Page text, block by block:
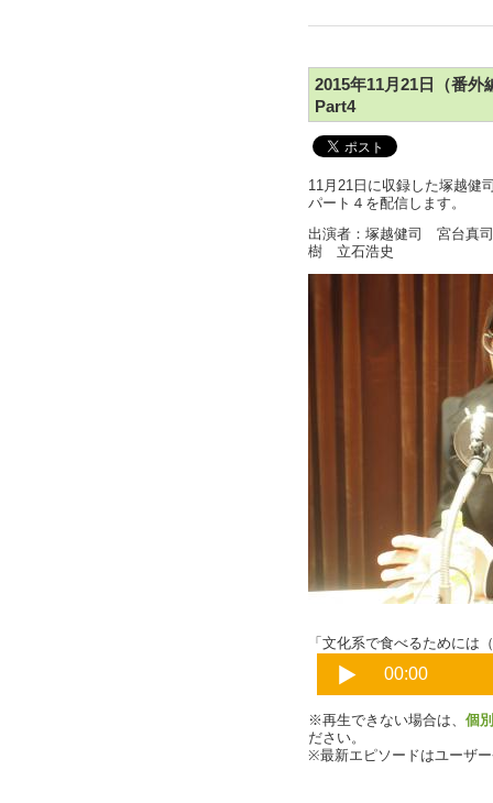
2015年11月21日（番外
Part4
11月21日に収録した塚越健
パート４を配信します。
出演者：塚越健司 宮台真
樹 立石浩史
「文化系で食べるためには
※再生できない場合は、 個
ださい。
※最新エピソードはユーザ